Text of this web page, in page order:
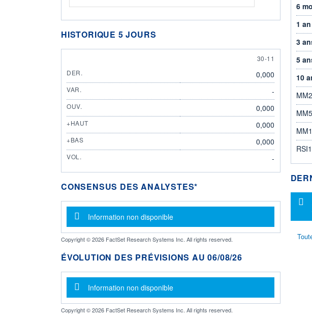
HISTORIQUE 5 JOURS
30 NOVEMBER
30-11
DER.
0,000
VAR. -
OUV. 0,000
+HAUT 0,000
+BAS 0,000
VOL. -
CONSENSUS DES ANALYSTES*
Message d'information
Information non disponible
Copyright © 2026 FactSet Research Systems Inc. All rights reserved.
ÉVOLUTION DES PRÉVISIONS AU 06/08/26
Message d'information
Information non disponible
Copyright © 2026 FactSet Research Systems Inc. All rights reserved.
6
1 an
3
5
10